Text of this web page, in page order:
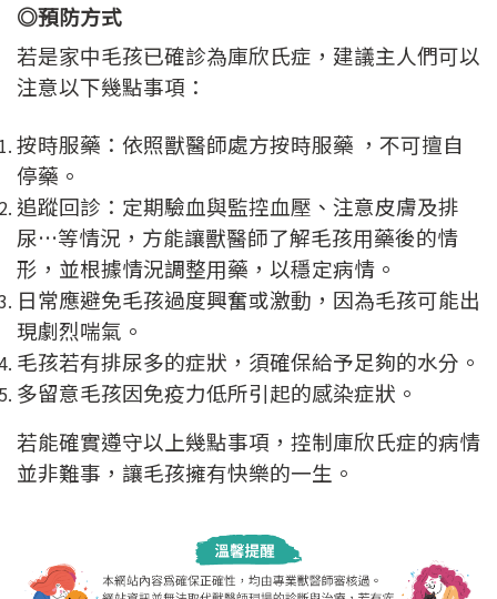
◎預防方式
若是家中毛孩已確診為庫欣氏症，建議主人們可以
注意以下幾點事項：
按時服藥：依照獸醫師處方按時服藥 ，不可擅自
停藥。
追蹤回診：定期驗血與監控血壓、注意皮膚及排
尿…等情況，方能讓獸醫師了解毛孩用藥後的情
形，並根據情況調整用藥，以穩定病情。
日常應避免毛孩過度興奮或激動，因為毛孩可能出
現劇烈喘氣。
毛孩若有排尿多的症狀，須確保給予足夠的水分。
多留意毛孩因免疫力低所引起的感染症狀。
若能確實遵守以上幾點事項，控制庫欣氏症的病情
並非難事，讓毛孩擁有快樂的一生。